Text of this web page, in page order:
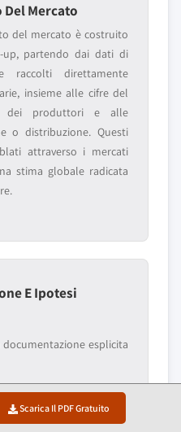
Scarica Il PDF Gratuito
Mercato
del mercato è costruito
partendo dai dati di
raccolti direttamente
insieme alle cifre del
dei produttori e alle
o distribuzione. Questi
attraverso i mercati
stima globale radicata
E Ipotesi
esplicita
✓ Fattori frenanti e
scenari di mitigazione